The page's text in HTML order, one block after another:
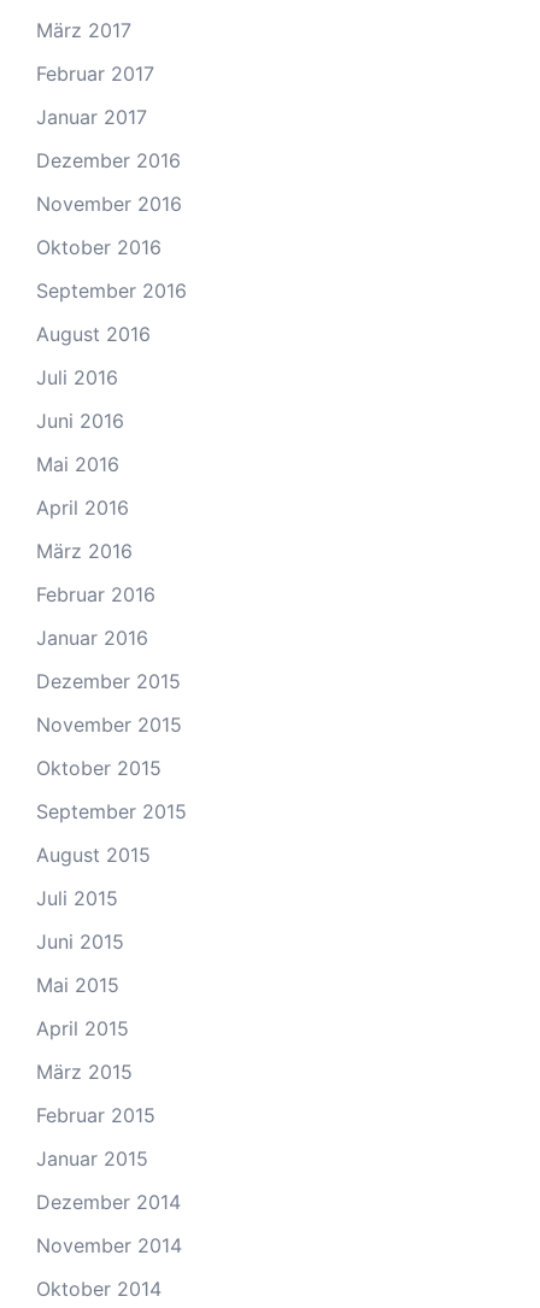
März 2017
Februar 2017
Januar 2017
Dezember 2016
November 2016
Oktober 2016
September 2016
August 2016
Juli 2016
Juni 2016
Mai 2016
April 2016
März 2016
Februar 2016
Januar 2016
Dezember 2015
November 2015
Oktober 2015
September 2015
August 2015
Juli 2015
Juni 2015
Mai 2015
April 2015
März 2015
Februar 2015
Januar 2015
Dezember 2014
November 2014
Oktober 2014